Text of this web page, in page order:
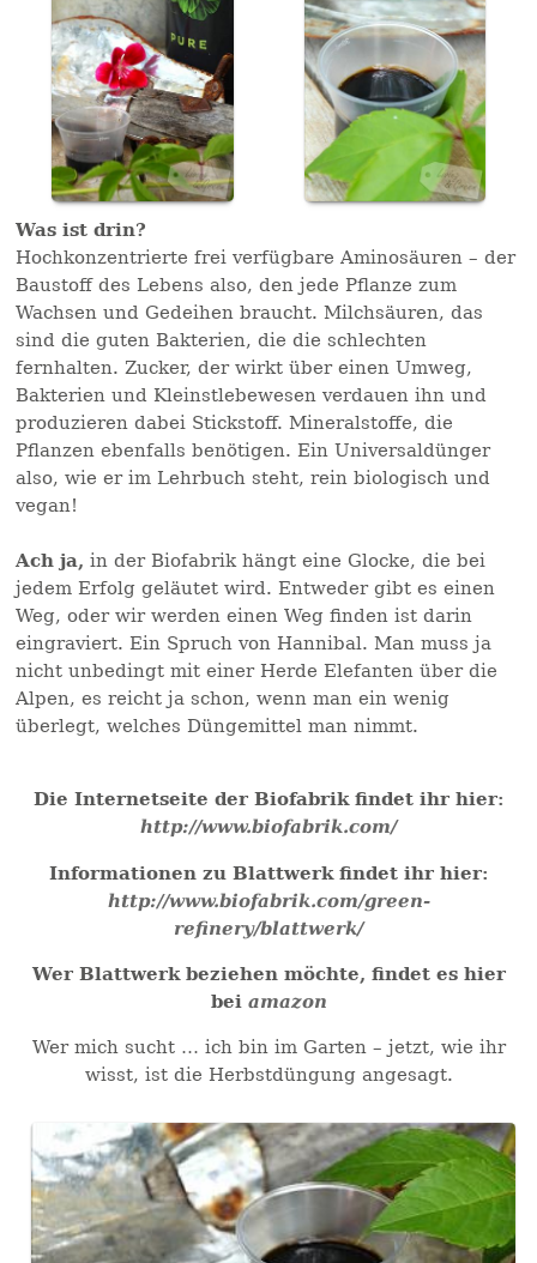
Was ist drin?
Hochkonzentrierte frei verfügbare Aminosäuren – der
Baustoff des Lebens also, den jede Pflanze zum
Wachsen und Gedeihen braucht. Milchsäuren, das
sind die guten Bakterien, die die schlechten
fernhalten. Zucker, der wirkt über einen Umweg,
Bakterien und Kleinstlebewesen verdauen ihn und
produzieren dabei Stickstoff. Mineralstoffe, die
Pflanzen ebenfalls benötigen. Ein Universaldünger
also, wie er im Lehrbuch steht, rein biologisch und
vegan!
Ach ja, in der Biofabrik hängt eine Glocke, die bei
jedem Erfolg geläutet wird. Entweder gibt es einen
Weg, oder wir werden einen Weg finden ist darin
eingraviert. Ein Spruch von Hannibal. Man muss ja
nicht unbedingt mit einer Herde Elefanten über die
Alpen, es reicht ja schon, wenn man ein wenig
überlegt, welches Düngemittel man nimmt.
Die Internetseite der Biofabrik findet ihr hier:
http://www.biofabrik.com/
Informationen zu Blattwerk findet ihr hier:
http://www.biofabrik.com/green-
refinery/blattwerk/
Wer Blattwerk beziehen möchte, findet es hier
bei amazon
Wer mich sucht … ich bin im Garten – jetzt, wie ihr
wisst, ist die Herbstdüngung angesagt.